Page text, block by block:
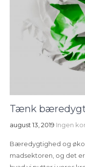
Tænk
august 13, 2019 Ingen
Bæredygtighed og
madsektoren, og det